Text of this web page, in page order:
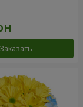
Заказать